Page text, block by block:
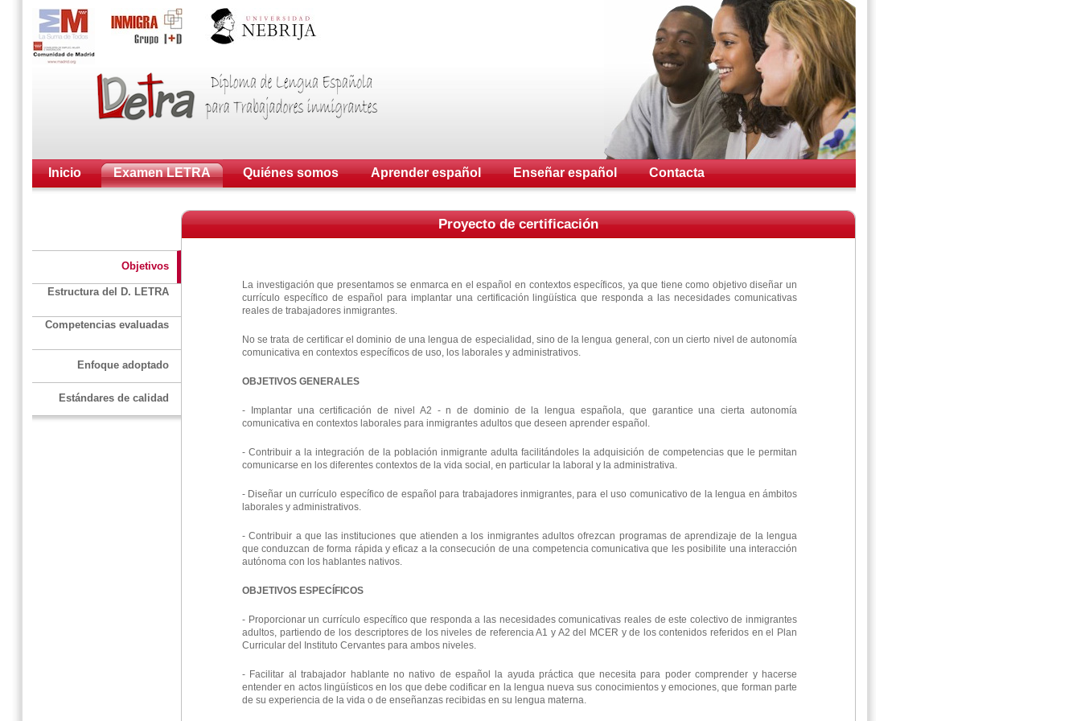
Inicio Examen LETRA Quiénes somos Aprender español Enseñar español Contacta
Objetivos
Estructura del D. LETRA
Competencias evaluadas
Enfoque adoptado
Estándares de calidad
Proyecto de certificación
La investigación que presentamos se enmarca en el español en contextos específicos, ya que tiene como objetivo diseñar un
currículo específico de español para implantar una certificación lingüística que responda a las necesidades comunicativas
reales de trabajadores inmigrantes.
No se trata de certificar el dominio de una lengua de especialidad, sino de la lengua general, con un cierto nivel de autonomía
comunicativa en contextos específicos de uso, los laborales y administrativos.
OBJETIVOS GENERALES
- Implantar una certificación de nivel A2 - n de dominio de la lengua española, que garantice una cierta autonomía
comunicativa en contextos laborales para inmigrantes adultos que deseen aprender español.
- Contribuir a la integración de la población inmigrante adulta facilitándoles la adquisición de competencias que le permitan
comunicarse en los diferentes contextos de la vida social, en particular la laboral y la administrativa.
- Diseñar un currículo específico de español para trabajadores inmigrantes, para el uso comunicativo de la lengua en ámbitos
laborales y administrativos.
- Contribuir a que las instituciones que atienden a los inmigrantes adultos ofrezcan programas de aprendizaje de la lengua
que conduzcan de forma rápida y eficaz a la consecución de una competencia comunicativa que les posibilite una interacción
autónoma con los hablantes nativos.
OBJETIVOS ESPECÍFICOS
- Proporcionar un currículo específico que responda a las necesidades comunicativas reales de este colectivo de inmigrantes
adultos, partiendo de los descriptores de los niveles de referencia A1 y A2 del MCER y de los contenidos referidos en el Plan
Curricular del Instituto Cervantes para ambos niveles.
- Facilitar al trabajador hablante no nativo de español la ayuda práctica que necesita para poder comprender y hacerse
entender en actos lingüísticos en los que debe codificar en la lengua nueva sus conocimientos y emociones, que forman parte
de su experiencia de la vida o de enseñanzas recibidas en su lengua materna.